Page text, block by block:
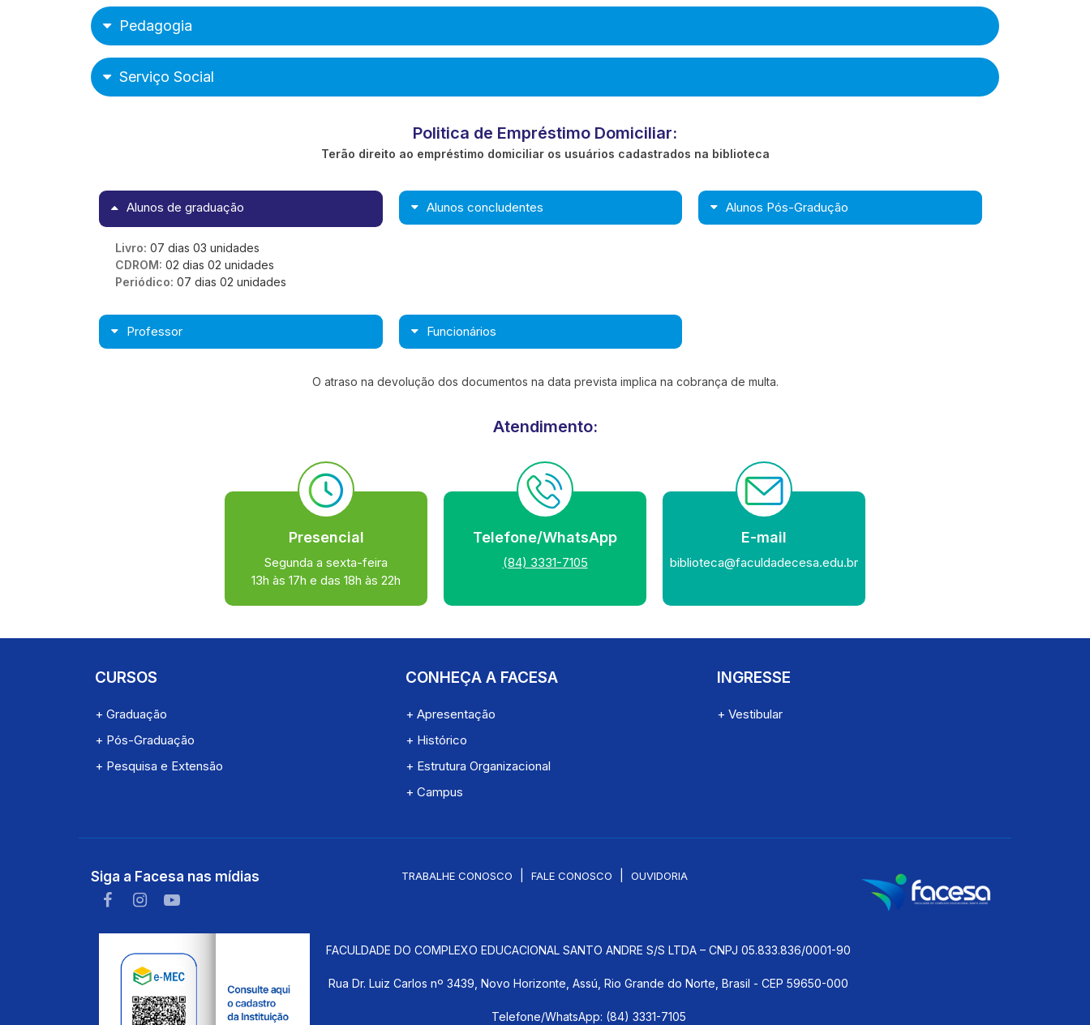
Pedagogia
Serviço Social
Politica de Empréstimo Domiciliar:
Terão direito ao empréstimo domiciliar os usuários cadastrados na biblioteca
Alunos de graduação
Livro: 07 dias 03 unidades
CDROM: 02 dias 02 unidades
Periódico: 07 dias 02 unidades
Alunos concludentes Alunos Pós-Gradução
Professor Funcionários
O atraso na devolução dos documentos na data prevista implica na cobrança de multa.
Atendimento:
Presencial
Segunda a sexta-feira
13h às 17h e das 18h às 22h
Telefone/WhatsApp
(84) 3331-7105
E-mail
biblioteca@faculdadecesa.edu.br
CURSOS
+ Graduação
+ Pós-Graduação
+ Pesquisa e Extensão
CONHEÇA A FACESA
+ Apresentação
+ Histórico
+ Estrutura Organizacional
+ Campus
INGRESSE
+ Vestibular
Siga a Facesa nas mídias TRABALHE CONOSCO FALE CONOSCO OUVIDORIA
FACULDADE DO COMPLEXO EDUCACIONAL SANTO ANDRE S/S LTDA – CNPJ 05.833.836/0001-90
Rua Dr. Luiz Carlos nº 3439, Novo Horizonte, Assú, Rio Grande do Norte, Brasil - CEP 59650-000
Telefone/WhatsApp: (84) 3331-7105